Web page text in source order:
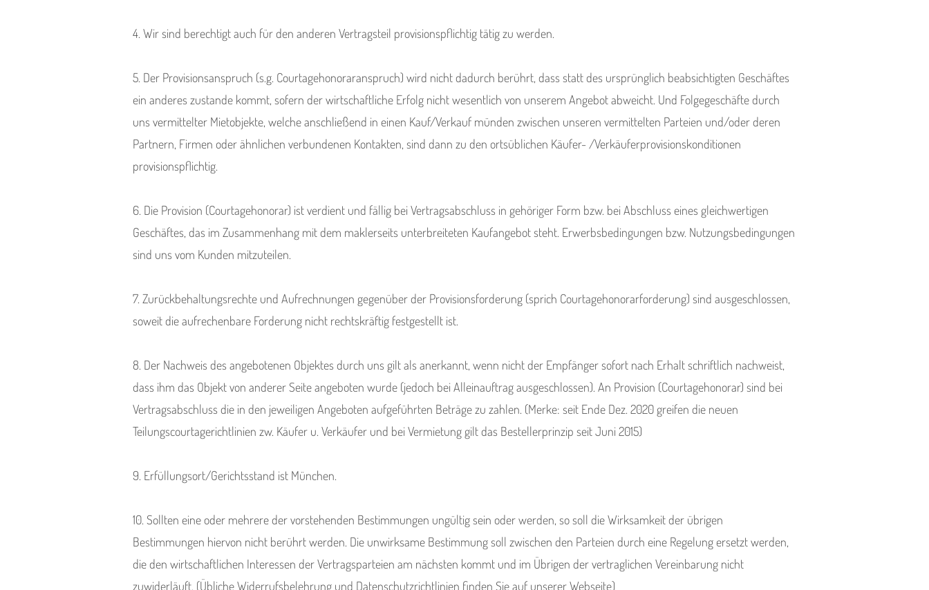
4. Wir sind berechtigt auch für den anderen Vertragsteil provisionspflichtig tätig zu werden.
5. Der Provisionsanspruch (s.g. Courtagehonoraranspruch) wird nicht dadurch berührt, dass statt des ursprünglich beabsichtigten Geschäftes
ein anderes zustande kommt, sofern der wirtschaftliche Erfolg nicht wesentlich von unserem Angebot abweicht. Und Folgegeschäfte durch
uns vermittelter Mietobjekte, welche anschließend in einen Kauf/Verkauf münden zwischen unseren vermittelten Parteien und/oder deren
Partnern, Firmen oder ähnlichen verbundenen Kontakten, sind dann zu den ortsüblichen Käufer- /Verkäuferprovisionskonditionen
provisionspflichtig.
6. Die Provision (Courtagehonorar) ist verdient und fällig bei Vertragsabschluss in gehöriger Form bzw. bei Abschluss eines gleichwertigen
Geschäftes, das im Zusammenhang mit dem maklerseits unterbreiteten Kaufangebot steht. Erwerbsbedingungen bzw. Nutzungsbedingungen
sind uns vom Kunden mitzuteilen.
7. Zurückbehaltungsrechte und Aufrechnungen gegenüber der Provisionsforderung (sprich Courtagehonorarforderung) sind ausgeschlossen,
soweit die aufrechenbare Forderung nicht rechtskräftig festgestellt ist.
8. Der Nachweis des angebotenen Objektes durch uns gilt als anerkannt, wenn nicht der Empfänger sofort nach Erhalt schriftlich nachweist,
dass ihm das Objekt von anderer Seite angeboten wurde (jedoch bei Alleinauftrag ausgeschlossen). An Provision (Courtagehonorar) sind bei
Vertragsabschluss die in den jeweiligen Angeboten aufgeführten Beträge zu zahlen. (Merke: seit Ende Dez. 2020 greifen die neuen
Teilungscourtagerichtlinien zw. Käufer u. Verkäufer und bei Vermietung gilt das Bestellerprinzip seit Juni 2015)
9. Erfüllungsort/Gerichtsstand ist München.
10. Sollten eine oder mehrere der vorstehenden Bestimmungen ungültig sein oder werden, so soll die Wirksamkeit der übrigen
Bestimmungen hiervon nicht berührt werden. Die unwirksame Bestimmung soll zwischen den Parteien durch eine Regelung ersetzt werden,
die den wirtschaftlichen Interessen der Vertragsparteien am nächsten kommt und im Übrigen der vertraglichen Vereinbarung nicht
zuwiderläuft. (Übliche Widerrufsbelehrung und Datenschutzrichtlinien finden Sie auf unserer Webseite)